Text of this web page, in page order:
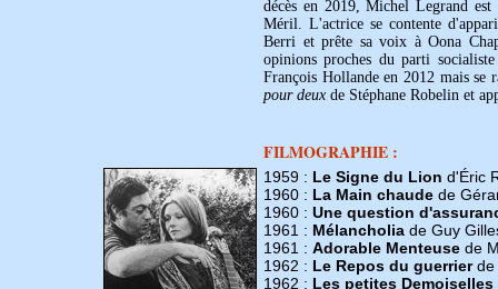
décès en 2019, Michel Legrand
Méril. L'actrice se contente
Berri et prête sa voix à Oona
opinions proches du parti
François Hollande en 2012 mais se
pour deux de Stéphane Robelin et
FILMOGRAPHIE :
1959 : Le Signe du Lion d'Éric
1960 : La Main chaude de
1960 : Une question
1961 : Mélancholia de Guy
1961 : Adorable Menteuse de
1962 : Le Repos du guerrierde
1962 : Les petites Demoiselles